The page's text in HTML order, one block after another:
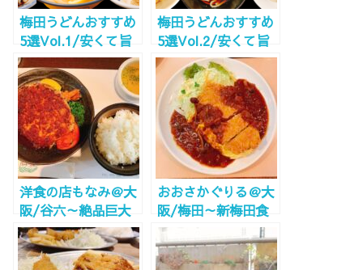
梅田うどんおすすめ
5選Vol.1/安くて旨
いぶっかけうどんご
紹介！食べログ百名
店も多し！
梅田うどんおすすめ
5選Vol.2/安くて旨
いぶっかけ大集合！
行列のできる店から
穴場まで。
洋食の店もなみ＠大
阪/谷六～絶品巨大
ハンバーグ！行列の
できる洋食屋～
おおさかぐりる＠大
阪/梅田～新梅田食
道街の王道洋食屋～